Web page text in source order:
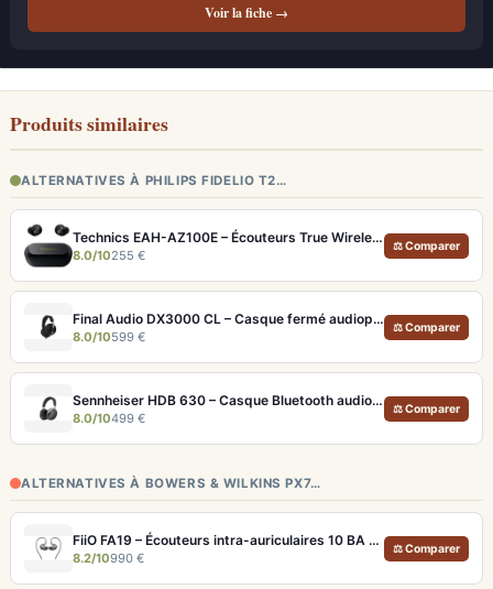
Voir la fiche →
Produits similaires
ALTERNATIVES À PHILIPS FIDELIO T2…
Technics EAH-AZ100E – Écouteurs True Wireless Hi-Res avec ANC adaptative et Dolby Atmos
8.0/10255 €
⚖ Comparer
Final Audio DX3000 CL – Casque fermé audiophile 4.4mm symétrique
8.0/10599 €
⚖ Comparer
Sennheiser HDB 630 – Casque Bluetooth audiophile 60h avec ANC adaptative
8.0/10499 €
⚖ Comparer
ALTERNATIVES À BOWERS & WILKINS PX7…
FiiO FA19 – Écouteurs intra-auriculaires 10 BA Knowles avec technologie S.Turbo
8.2/10990 €
⚖ Comparer